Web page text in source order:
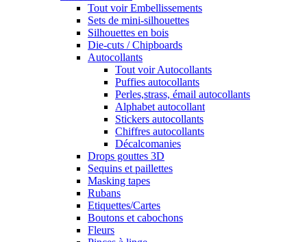
Tout voir Embellissements
Sets de mini-silhouettes
Silhouettes en bois
Die-cuts / Chipboards
Autocollants
Tout voir Autocollants
Puffies autocollants
Perles,strass, émail autocollants
Alphabet autocollant
Stickers autocollants
Chiffres autocollants
Décalcomanies
Drops gouttes 3D
Sequins et paillettes
Masking tapes
Rubans
Etiquettes/Cartes
Boutons et cabochons
Fleurs